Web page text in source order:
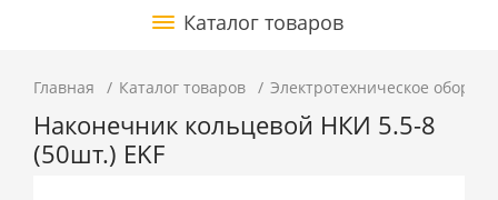
Каталог товаров
Главная Каталог товаров Электротехническое
Наконечник кольцевой НКИ 5.5-8
(50шт.) EKF